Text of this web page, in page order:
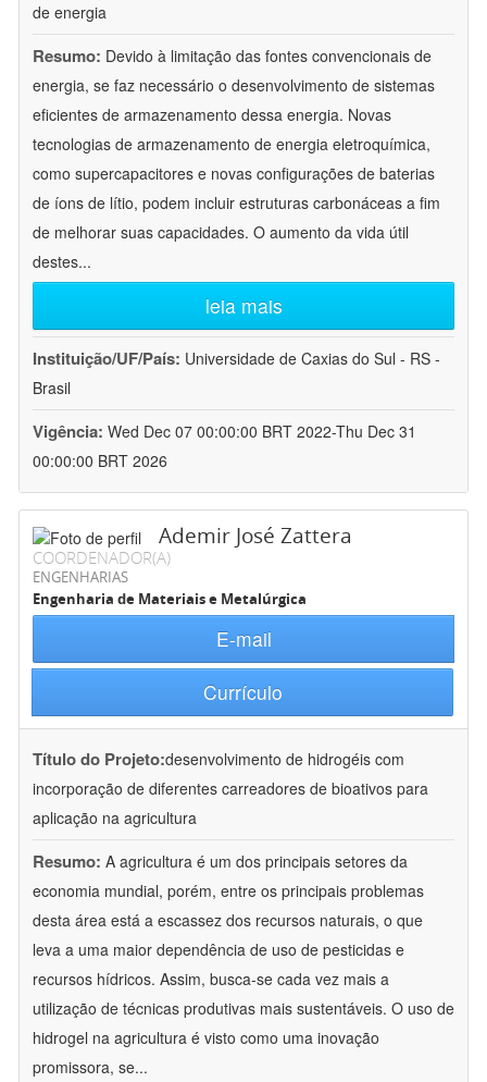
de energia
Resumo: Devido à limitação das fontes convencionais de
energia, se faz necessário o desenvolvimento de sistemas
eficientes de armazenamento dessa energia. Novas
tecnologias de armazenamento de energia eletroquímica,
como supercapacitores e novas configurações de baterias
de íons de lítio, podem incluir estruturas carbonáceas a fim
de melhorar suas capacidades. O aumento da vida útil
destes...
leia mais
Instituição/UF/País: Universidade de Caxias do Sul - RS -
Brasil
Vigência: Wed Dec 07 00:00:00 BRT 2022-Thu Dec 31
00:00:00 BRT 2026
Ademir José Zattera
COORDENADOR(A)
ENGENHARIAS
Engenharia de Materiais e Metalúrgica
E-mail
Currículo
Título do Projeto:desenvolvimento de hidrogéis com
incorporação de diferentes carreadores de bioativos para
aplicação na agricultura
Resumo: A agricultura é um dos principais setores da
economia mundial, porém, entre os principais problemas
desta área está a escassez dos recursos naturais, o que
leva a uma maior dependência de uso de pesticidas e
recursos hídricos. Assim, busca-se cada vez mais a
utilização de técnicas produtivas mais sustentáveis. O uso de
hidrogel na agricultura é visto como uma inovação
promissora, se...